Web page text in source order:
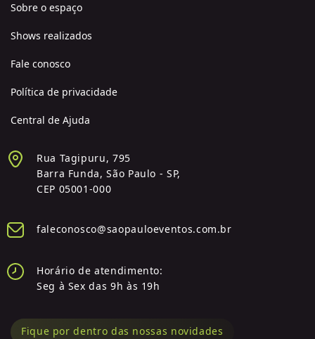
Sobre o espaço
Shows realizados
Fale conosco
Política de privacidade
Central de Ajuda
Rua Tagipuru, 795
Barra Funda, São Paulo - SP,
CEP 05001-000
faleconosco@saopauloeventos.com.br
Horário de atendimento:
Seg à Sex das 9h às 19h
Fique por dentro das nossas novidades